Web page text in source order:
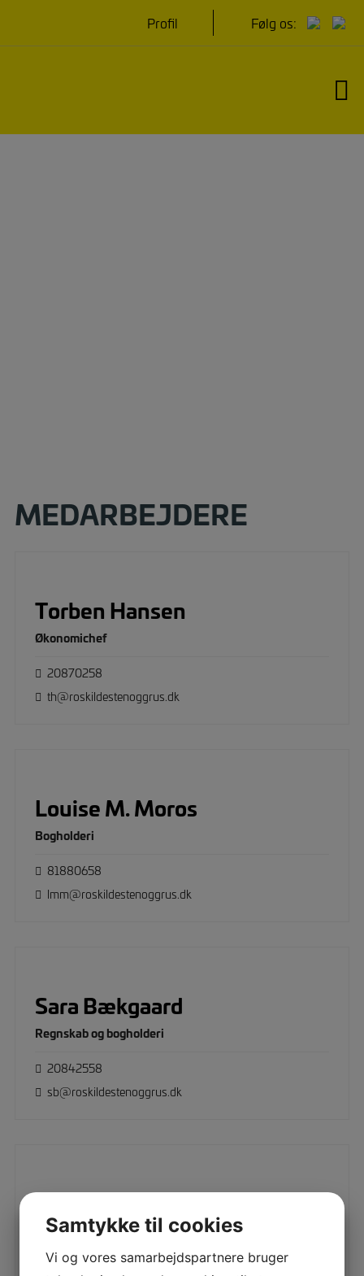
indholdet
Profil Følg os:
MEDARBEJDERE
Torben Hansen
Økonomichef
20870258
th@roskildestenoggrus.dk
Louise M. Moros
Bogholderi
81880658
lmm@roskildestenoggrus.dk
Sara Bækgaard
Regnskab og bogholderi
20842558
sb@roskildestenoggrus.dk
Annette Dueholm
kvalitetschef
20658658
Samtykke til cookies
Vi og vores samarbejdspartnere bruger